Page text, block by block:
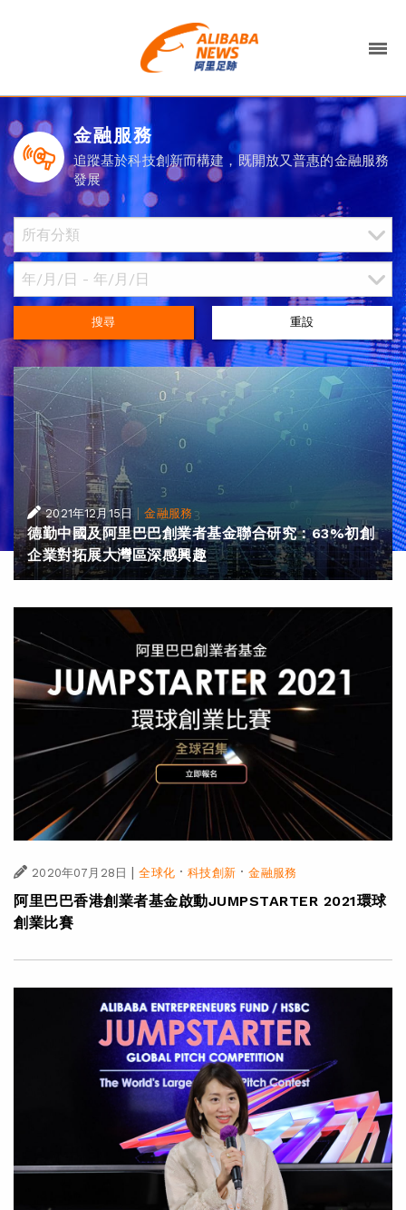
金融服務
追蹤基於科技創新而構建，既開放又普惠的金融服務
發展
搜尋 重設
2021年12月15日 |金融服務
德勤中國及阿里巴巴創業者基金聯合研究：63%初創
企業對拓展大灣區深感興趣
2020年07月28日 | 全球化·科技創新·金融服務
阿里巴巴香港創業者基金啟動JUMPSTARTER 2021環球
創業比賽